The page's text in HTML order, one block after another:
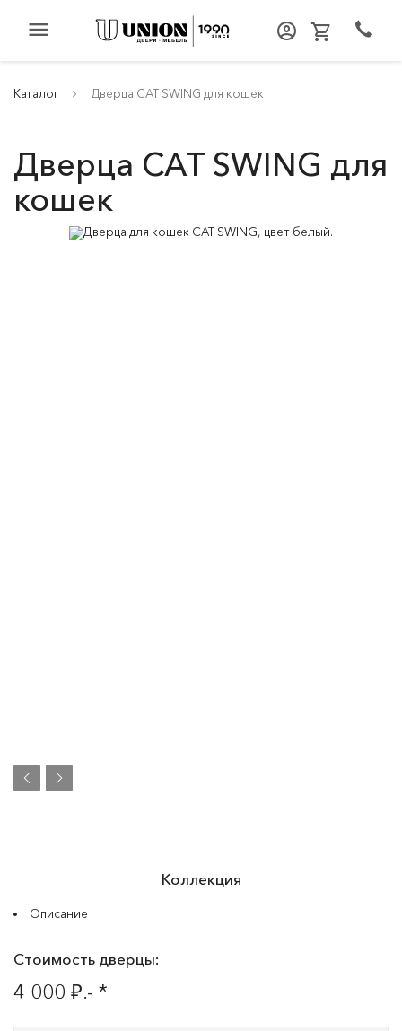
menu
Каталог Дверца CAT SWING для кошек
Дверца CAT SWING для
кошек
Коллекция
Описание
Стоимость дверцы:
4 000 ₽.- *